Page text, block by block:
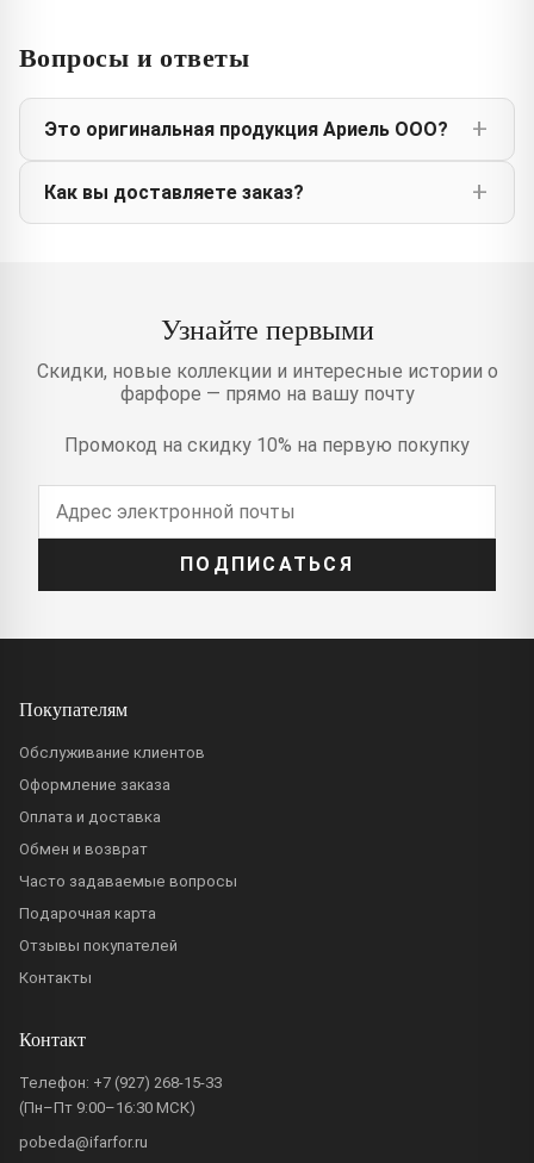
Вопросы и ответы
Это оригинальная продукция Ариель ООО?
Как вы доставляете заказ?
Узнайте первыми
Скидки, новые коллекции и интересные истории о
фарфоре — прямо на вашу почту
Промокод на скидку 10% на первую покупку
ПОДПИСАТЬСЯ
Покупателям
Обслуживание клиентов
Оформление заказа
Оплата и доставка
Обмен и возврат
Часто задаваемые вопросы
Подарочная карта
Отзывы покупателей
Контакты
Контакт
Телефон: +7 (927) 268-15-33
(Пн–Пт 9:00–16:30 МСК)
pobeda@ifarfor.ru